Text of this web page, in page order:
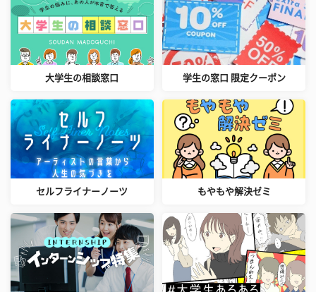
大学生の相談窓口 学生の窓口 限定クーポン
セルフライナーノーツ もやもや解決ゼミ